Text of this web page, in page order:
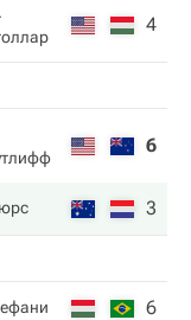
4
6
3
6